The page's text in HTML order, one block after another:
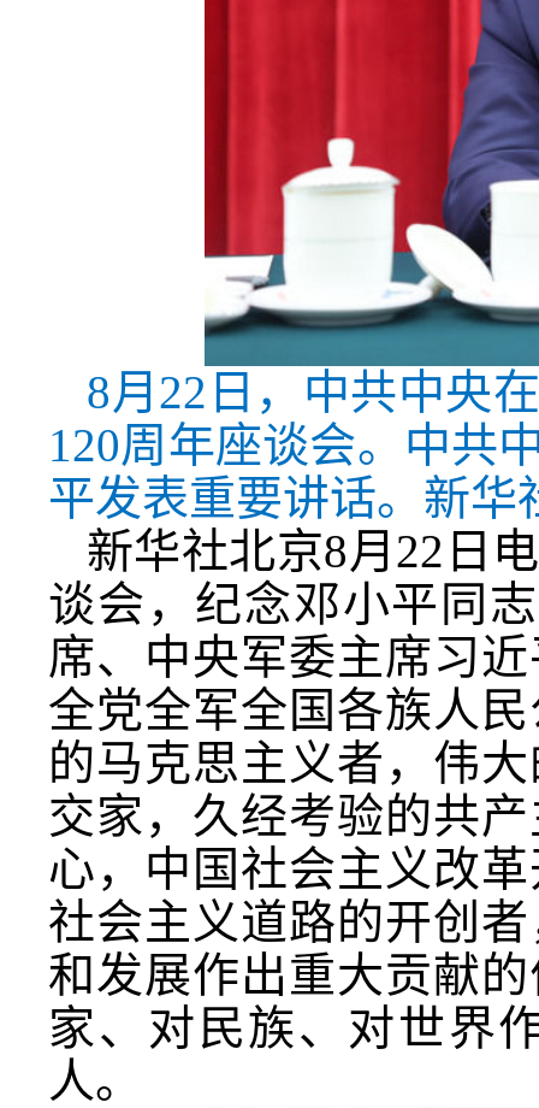
8月22日，中共中央
120周年座谈会。中共
平发表重要讲话。新华
新华社北京8月22日
谈会，纪念邓小平同
席、中央军委主席习
全党全军全国各族人
的马克思主义者，伟
交家，久经考验的共
心，中国社会主义改
社会主义道路的开创
和发展作出重大贡献
家、对民族、对世界
人。